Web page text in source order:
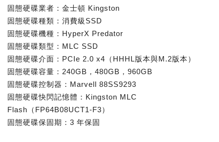
固態硬碟業者：金士頓 Kingston
固態硬碟種類：消費級SSD
固態硬碟機種：HyperX Predator
固態硬碟類型：MLC SSD
固態硬碟介面：PCIe 2.0 x4（HHHL版本與M.2版本）
固態硬碟容量：240GB，480GB，960GB
固態硬碟控制器：Marvell 88SS9293
固態硬碟快閃記憶體：Kingston MLC
Flash（FP64B08UCT1-F3）
固態硬碟保固期：3 年保固